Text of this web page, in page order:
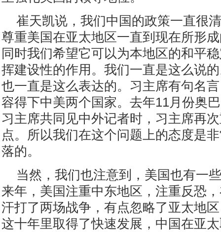
崔天凯说，我们中国的政策一直很
尊重美国在亚太地区一直到现在所形
同时我们希望它可以为本地区的和平
挥建设性的作用。我们一直是这么说
也一直是这么表达的。习主席有句名
容得下中美两个国家。去年11月份奥
习主席共同见中外记者时，习主席再
点。所以我们在这个问题上的态度是
落的。
当然，我们也注意到，美国也有一
来年，美国注重中东地区，注重反恐
汗打了两场战争，有点忽略了亚太地
这十年里取得了快速发展，中国在亚